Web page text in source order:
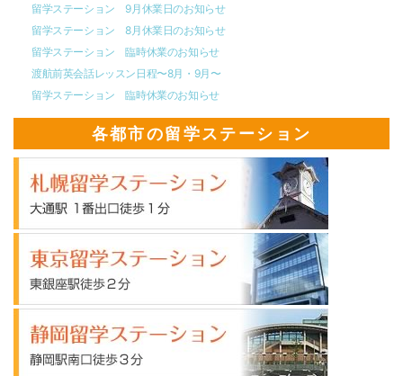
留学ステーション 9月休業日のお知らせ
留学ステーション 8月休業日のお知らせ
留学ステーション 臨時休業のお知らせ
渡航前英会話レッスン日程〜8月・9月〜
留学ステーション 臨時休業のお知らせ
各都市の留学ステーション